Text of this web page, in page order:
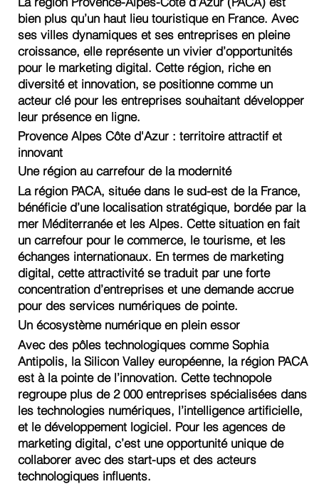
bien plus qu’un haut lieu touristique en France. Avec
ses villes dynamiques et ses entreprises en pleine
croissance, elle représente un vivier d’opportunités
pour le marketing digital. Cette région, riche en
diversité et innovation, se positionne comme un
acteur clé pour les entreprises souhaitant développer
leur présence en ligne.
Provence Alpes Côte d'Azur : territoire attractif et
innovant
Une région au carrefour de la modernité
La région PACA, située dans le sud-est de la France,
bénéficie d’une localisation stratégique, bordée par la
mer Méditerranée et les Alpes. Cette situation en fait
un carrefour pour le commerce, le tourisme, et les
échanges internationaux. En termes de marketing
digital, cette attractivité se traduit par une forte
concentration d’entreprises et une demande accrue
pour des services numériques de pointe.
Un écosystème numérique en plein essor
Avec des pôles technologiques comme Sophia
Antipolis, la Silicon Valley européenne, la région PACA
est à la pointe de l’innovation. Cette technopole
regroupe plus de 2 000 entreprises spécialisées dans
les technologies numériques, l’intelligence artificielle,
et le développement logiciel. Pour les agences de
marketing digital, c’est une opportunité unique de
collaborer avec des start-ups et des acteurs
technologiques influents.